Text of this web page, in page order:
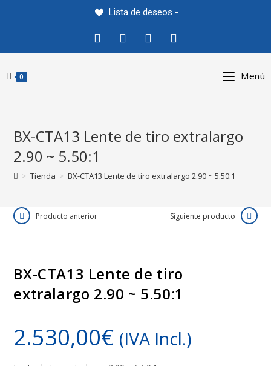
Lista de deseos -
0 Menú
BX-CTA13 Lente de tiro extralargo
2.90 ~ 5.50:1
> Tienda > BX-CTA13 Lente de tiro extralargo 2.90 ~ 5.50:1
Producto anterior Siguiente producto
BX-CTA13 Lente de tiro
extralargo 2.90 ~ 5.50:1
2.530,00€ (IVA Incl.)